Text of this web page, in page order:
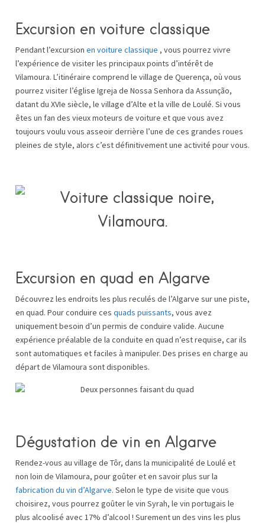
Excursion en voiture classique
Pendant l’excursion en voiture classique , vous pourrez vivre
l’expérience de visiter les principaux points d’intérêt de
Vilamoura. L’itinéraire comprend le village de Querença, où vous
pourrez visiter l’église Igreja de Nossa Senhora da Assunção,
datant du XVIe siècle, le village d’Alte et la ville de Loulé. Si vous
êtes un fan des vieux moteurs de voiture et que vous avez
toujours voulu vous asseoir derrière l’une de ces grandes roues
pleines de style, alors c’est définitivement une activité pour vous.
Excursion en quad en Algarve
Découvrez les endroits les plus reculés de l’Algarve sur une piste,
en quad. Pour conduire ces quads puissants, vous avez
uniquement besoin d’un permis de conduire valide. Aucune
expérience préalable de la conduite en quad n’est requise, car ils
sont automatiques et faciles à manipuler. Des prises en charge au
départ de Vilamoura sont disponibles.
Dégustation de vin en Algarve
Rendez-vous au village de Tôr, dans la municipalité de Loulé et
non loin de Vilamoura, pour goûter et en savoir plus sur la
fabrication du vin d’Algarve. Selon le type de visite que vous
choisirez, vous pourrez goûter le vin Syrah, le vin portugais le
plus alcoolisé avec 17% d’alcool ! Surement un des vins les plus